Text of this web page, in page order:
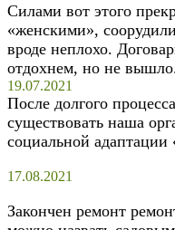
Силами вот этого
«женскими»,
вроде неплохо.
отдохнем, но не
19.07.2021
После долгого
существовать наша
социальной адаптации
17.08.2021
Закончен ремонт